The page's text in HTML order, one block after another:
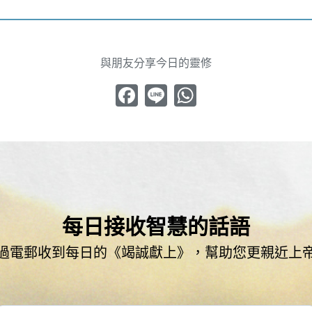
與朋友分享今日的靈修
Facebook
Line WhatsApp
每日接收智慧的話語
電郵收到每日的《竭誠獻上》，幫助您更親近上